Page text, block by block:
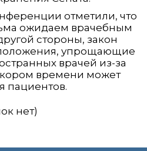
отметили, что
ожидаем врачебным
стороны, закон
упрощающие
врачей из-за
времени может
пациентов.
нет)